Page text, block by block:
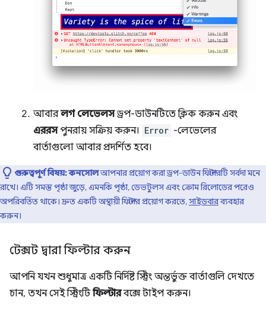
আবারলগ লেভেলসড্রপ-ডাউনটিতে ক্লিক করুন এবং
এররসপুনরায় সক্রিয় করুন। Error -লেভেলের
বার্তাগুলো আবার প্রদর্শিত হবে।
গুরুত্বপূর্ণ বিষয়:কনসোলআপনার প্রয়োগ করা ড্রপ-ডাউন ফিল্টারটি সর্বদা মনে
রাখে। এটি সমস্ত পৃষ্ঠা জুড়ে, এমনকি পৃষ্ঠা, ডেভটুলস এবং ক্রোম রিলোডের পরেও
অপরিবর্তিত থাকে। দ্রুত একটি অস্থায়ী ফিল্টার প্রয়োগ করতে,সাইডবারব্যবহার
করুন।
টেক্সট দ্বারা ফিল্টার করুন
আপনি যখন শুধুমাত্র একটি নির্দিষ্ট স্ট্রিং অন্তর্ভুক্ত বার্তাগুলি দেখতে
চান, তখন সেই স্ট্রিংটিফিল্টারবক্সে টাইপ করুন।